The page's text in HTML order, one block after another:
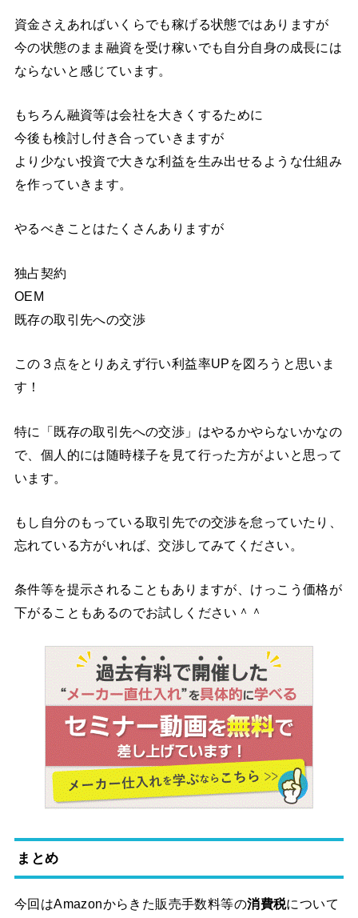
資金さえあればいくらでも稼げる状態ではありますが
今の状態のまま融資を受け稼いでも自分自身の成長には
ならないと感じています。
もちろん融資等は会社を大きくするために
今後も検討し付き合っていきますが
より少ない投資で大きな利益を生み出せるような仕組み
を作っていきます。
やるべきことはたくさんありますが
独占契約
OEM
既存の取引先への交渉
この３点をとりあえず行い利益率UPを図ろうと思いま
す！
特に「既存の取引先への交渉」はやるかやらないかなの
で、個人的には随時様子を見て行った方がよいと思って
います。
もし自分のもっている取引先での交渉を怠っていたり、
忘れている方がいれば、交渉してみてください。
条件等を提示されることもありますが、けっこう価格が
下がることもあるのでお試しください＾＾
まとめ
今回はAmazonからきた販売手数料等の消費税について